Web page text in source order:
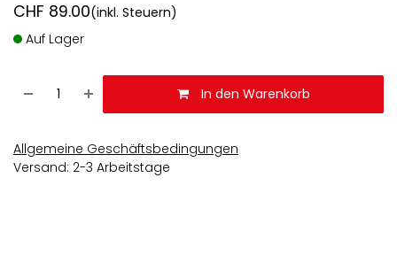
CHF 89.00(inkl. Steuern)
Auf Lager
In den Warenkorb
Allgemeine Geschäftsbedingungen
Versand: 2-3 Arbeitstage